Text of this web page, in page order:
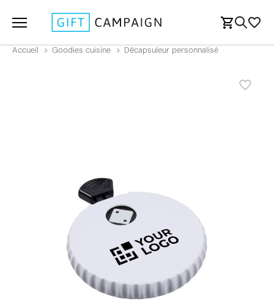
Accueil Goodies cuisine Décapsuleur personnalisé